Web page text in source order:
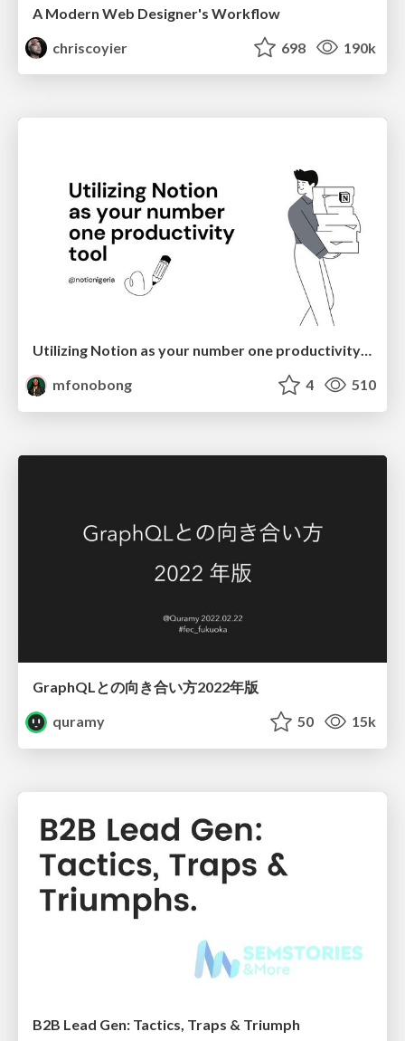
A Modern Web Designer's Workflow
chriscoyier
698 190k
Utilizing Notion as your number one productivity tool
mfonobong
4 510
GraphQLとの向き合い方2022年版
quramy
50 15k
B2B Lead Gen: Tactics, Traps & Triumph